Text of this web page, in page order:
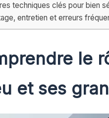
techniques clés pour bien
entretien et erreurs
le
et ses